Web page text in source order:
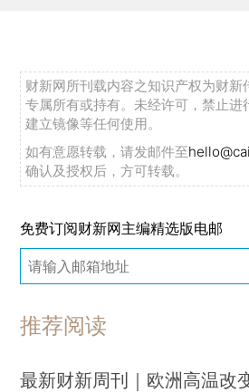
财新网所刊载内容之知识产权为财新
专属所有或持有。未经许可，禁止进
建立镜像等任何使用。
如有意愿转载，请发邮件至
确认及授权后，方可转载。
免费订阅财新网主编精选版电邮
推荐阅读
最新财新周刊｜欧洲高温改